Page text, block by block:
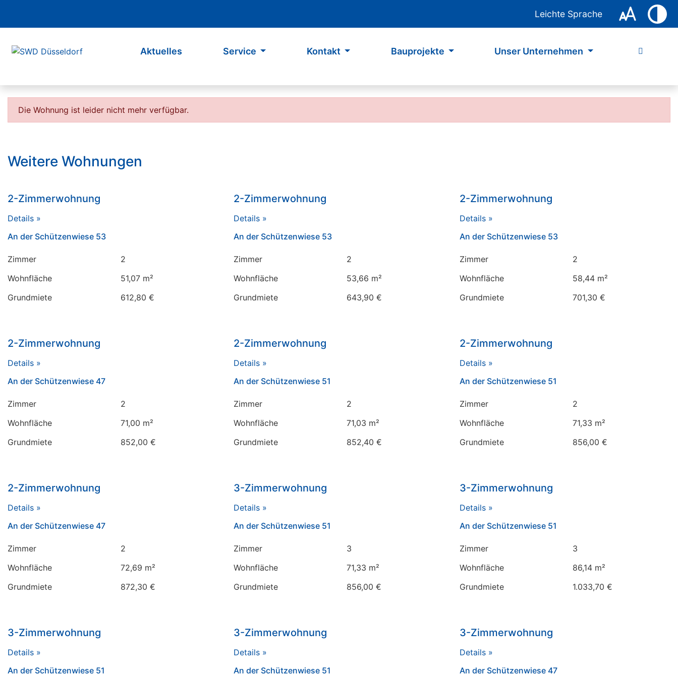
Leichte Sprache
Aktuelles Service Kontakt Bauprojekte Unser Unternehmen
Die Wohnung ist leider nicht mehr verfügbar.
Weitere Wohnungen
2-Zimmerwohnung
Details »
An der Schützenwiese 53
Zimmer
2
Wohnfläche
51,07 m²
Grundmiete
612,80 €
2-Zimmerwohnung
Details »
An der Schützenwiese 53
Zimmer
2
Wohnfläche
53,66 m²
Grundmiete
643,90 €
2-Zimmerwohnung
Details »
An der Schützenwiese 53
Zimmer
2
Wohnfläche
58,44 m²
Grundmiete
701,30 €
2-Zimmerwohnung
Details »
An der Schützenwiese 47
Zimmer
2
Wohnfläche
71,00 m²
Grundmiete
852,00 €
2-Zimmerwohnung
Details »
An der Schützenwiese 51
Zimmer
2
Wohnfläche
71,03 m²
Grundmiete
852,40 €
2-Zimmerwohnung
Details »
An der Schützenwiese 51
Zimmer
2
Wohnfläche
71,33 m²
Grundmiete
856,00 €
2-Zimmerwohnung
Details »
An der Schützenwiese 47
Zimmer
2
Wohnfläche
72,69 m²
Grundmiete
872,30 €
3-Zimmerwohnung
Details »
An der Schützenwiese 51
Zimmer
3
Wohnfläche
71,33 m²
Grundmiete
856,00 €
3-Zimmerwohnung
Details »
An der Schützenwiese 51
Zimmer
3
Wohnfläche
86,14 m²
Grundmiete
1.033,70 €
3-Zimmerwohnung
Details »
An der Schützenwiese 51
3-Zimmerwohnung
Details »
An der Schützenwiese 51
3-Zimmerwohnung
Details »
An der Schützenwiese 47